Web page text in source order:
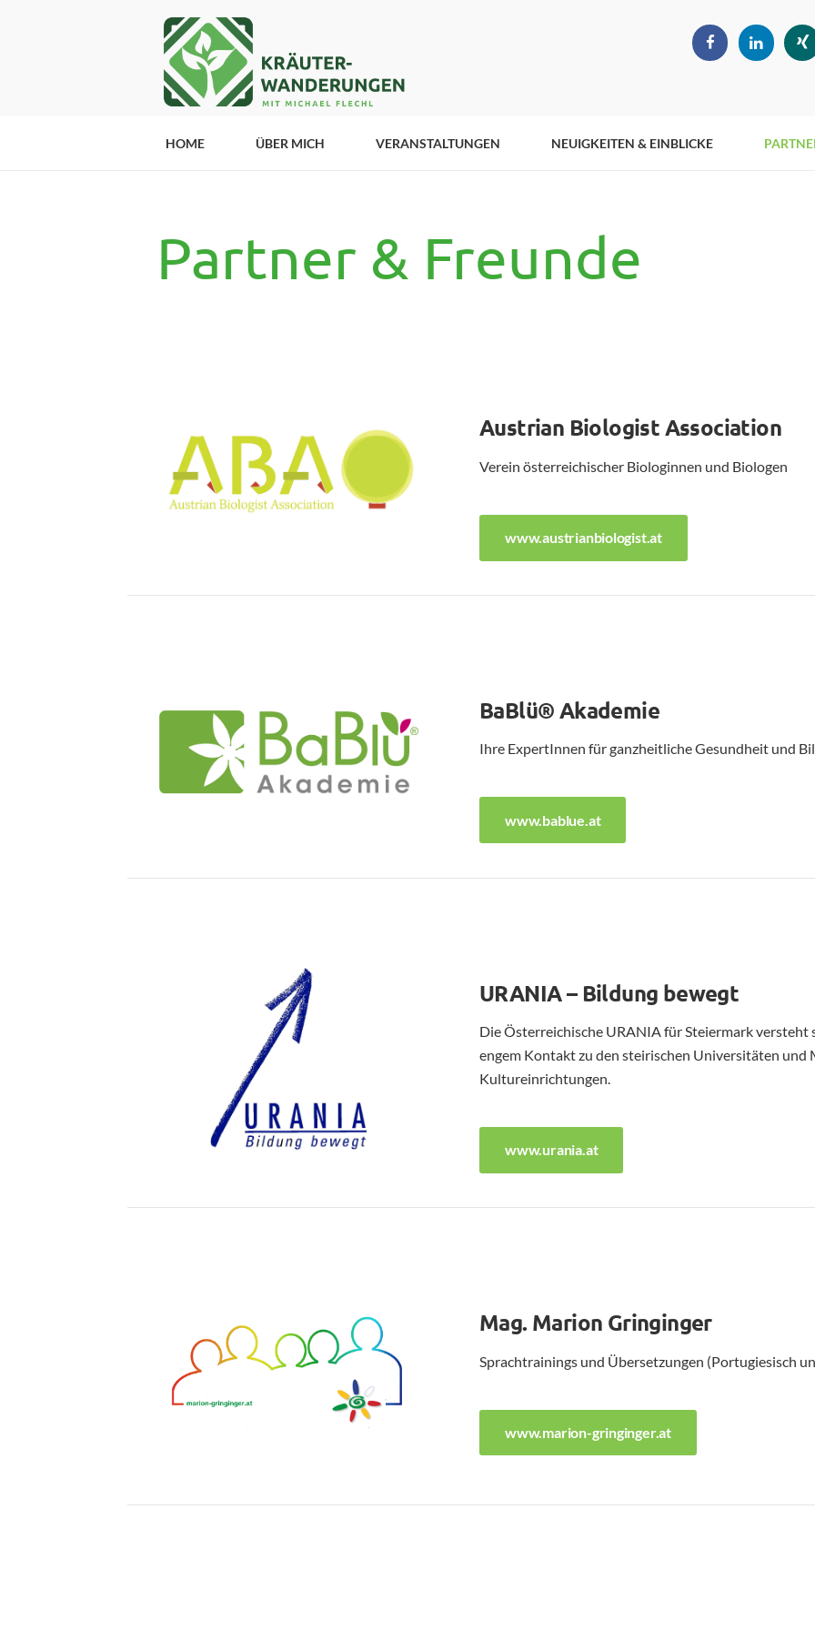
HOME ÜBER MICH VERANSTALTUNGEN NEUIGKEITEN & EINBLICKE
Partner & Freunde
Austrian Biologist Association
Verein österreichischer Biologinnen und Biologen
www.austrianbiologist.at
BaBlü® Akademie
Ihre ExpertInnen für ganzheitliche Gesundheit und
www.bablue.at
URANIA – Bildung bewegt
Die Österreichische URANIA für Steiermark
engem Kontakt zu den steirischen Universitäten und
Kultureinrichtungen.
www.urania.at
Mag. Marion Gringinger
Sprachtrainings und Übersetzungen (Portugiesisch
www.marion-gringinger.at